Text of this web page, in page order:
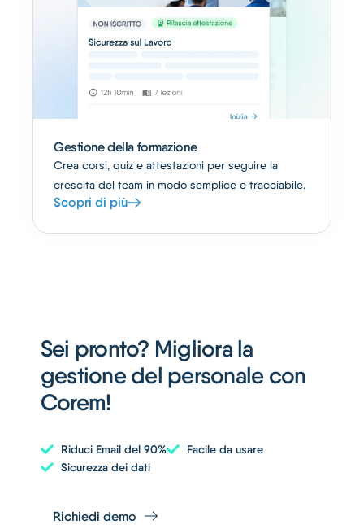
Gestione della formazione
Crea corsi, quiz e attestazioni per seguire la
crescita del team in modo semplice e tracciabile.
Scopri di più
Sei pronto? Migliora la
gestione del personale con
Corem!
Riduci Email del 90%
Facile da usare
Sicurezza dei dati
Richiedi demo